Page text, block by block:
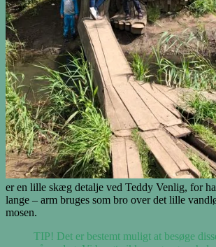
er en lille skæg detalje ved Teddy Venlig, for
lange – arm bruges som bro over det lille
mosen.
TIP! Det er bestemt muligt at besøge